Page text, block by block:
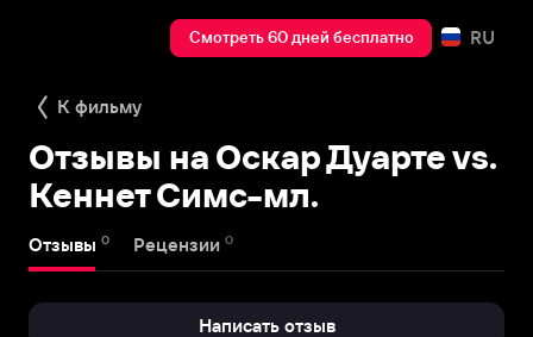
Смотреть 60 дней бесплатно RU
К фильму
Отзывы на Оскар Дуарте vs.
Кеннет Симс-мл.
Отзывы 0 Рецензии 0
Написать отзыв